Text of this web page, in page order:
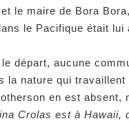
le maire de Bora
le Pacifique était
départ, aucune
la nature qui
en est absent,
Crolas est à